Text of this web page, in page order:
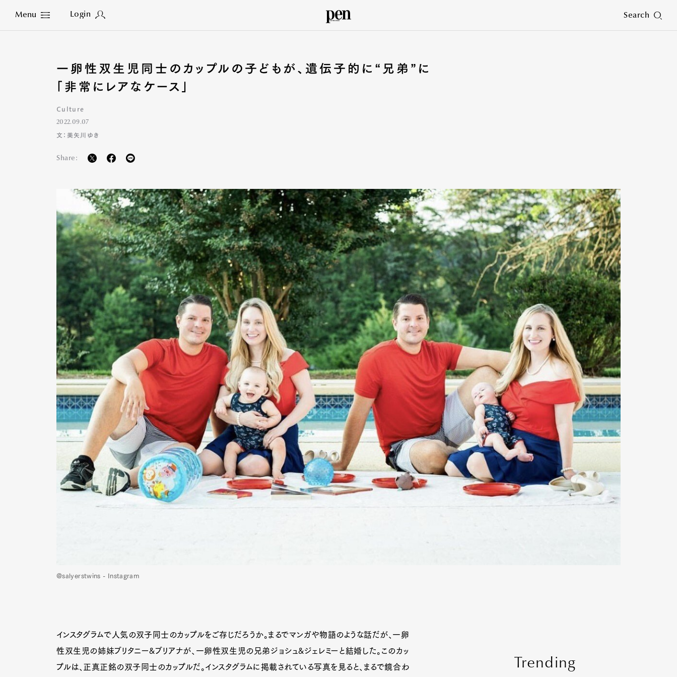
Menu Login Search
Close
一卵性双生児同士のカップルの子どもが、遺伝子的に“兄弟”に
「非常にレアなケース」
Culture
2022.09.07
文：美矢川ゆき
Share:
@salyerstwins - Instagram
インスタグラムで人気の双子同士のカップルをご存じだろうか。まるでマンガや物語のような話だが、一卵
性双生児の姉妹ブリタニー&ブリアナが、一卵性双生児の兄弟ジョシュ&ジェレミーと結婚した。このカッ
プルは、正真正銘の双子同士のカップルだ。インスタグラムに掲載されている写真を見ると、まるで鏡合わ
Trending